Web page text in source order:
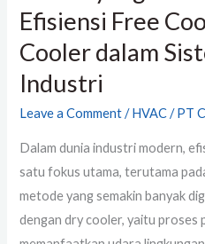
Efisiensi Free
Cooler dalam
Industri
Leave a Comment /HVAC/PT
Dalam dunia industri modern,
satu fokus utama, terutama
metode yang semakin banyak
dengan dry cooler, yaitu proses
Industri